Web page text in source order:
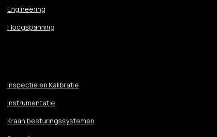
Engineering
Hoogspanning
Inspectie en Kalibratie
Instrumentatie
Kraan besturingssystemen